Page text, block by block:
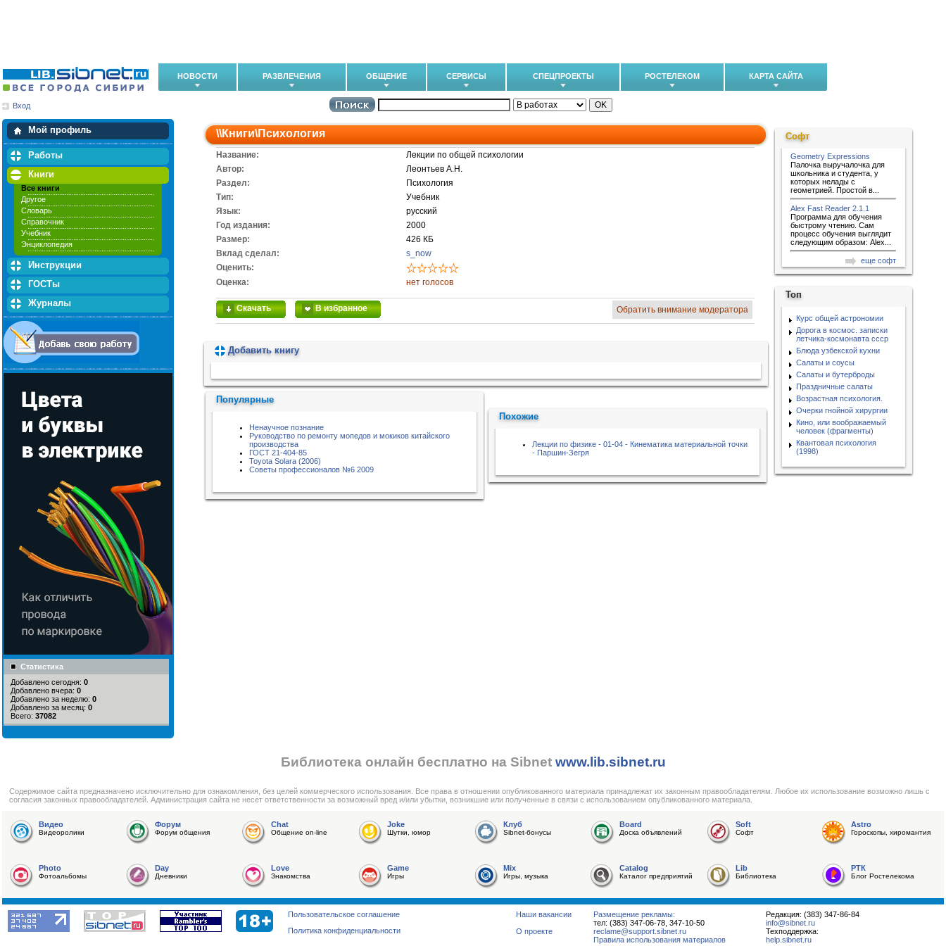
НОВОСТИ РАЗВЛЕЧЕНИЯ ОБЩЕНИЕ СЕРВИСЫ СПЕЦПРОЕКТЫ РОСТЕЛЕКОМ КАРТА САЙТА
Вход
Мой профиль
Мои закладки
Работы
Книги
Все книги
Другое
Словарь
Справочник
Учебник
Энциклопедия
Инструкции
ГОСТы
Журналы
Статистика
Добавлено сегодня: 0
Добавлено вчера: 0
Добавлено за неделю: 0
Добавлено за месяц: 0
Всего: 37082
\\Книги\Психология
Название:
Лекции по общей психологии
Автор:
Леонтьев А.Н.
Раздел:
Психология
Тип:
Учебник
Язык:
русский
Год издания:
2000
Размер:
426 КБ
Вклад сделал:
s_now
Оценить:
Оценка:
нет голосов
Скачать В избранное Обратить внимание модератора
Добавить книгу
Популярные
Ненаучное познание
Руководство по ремонту мопедов и мокиков китайского
производства
ГОСТ 21-404-85
Toyota Solara (2006)
Советы профессионалов №6 2009
Похожие
Лекции по физике - 01-04 - Кинематика материальной точки
- Паршин-Зегря
Софт
Geometry Expressions
Палочка выручалочка для
школьника и студента, у
которых нелады с
геометрией. Простой в...
Alex Fast Reader 2.1.1
Программа для обучения
быстрому чтению. Сам
процесс обучения выглядит
следующим образом: Alex...
еще софт
Топ
Курс общей астрономии
Дорога в космос. записки
летчика-космонавта ссср
Блюда узбекской кухни
Салаты и соусы
Салаты и бутерброды
Праздничные салаты
Возрастная психология.
Очерки гнойной хирургии
Кино, или воображаемый
человек (фрагменты)
Квантовая психология
(1998)
Библиотека онлайн бесплатно на Sibnet www.lib.sibnet.ru
Cодержимое сайта предназначено исключительно для ознакомления, без целей коммерческого использования. Все права в отношении опубликованного материала принадлежат их законным правообладателям. Любое их использование возможно лишь с
согласия законных правообладателей. Администрация сайта не несет ответственности за возможный вред и/или убытки, возникшие или полученные в связи с использованием опубликованного материала.
Видео
Видеоролики
Форум
Форум общения
Chat
Общение on-line
Joke
Шутки, юмор
Клуб
Sibnet-бонусы
Board
Доска объявлений
Soft
Софт
Astro
Гороскопы, хиромантия
Photo
Фотоальбомы
Day
Дневники
Love
Знакомства
Game
Игры
Mix
Игры, музыка
Catalog
Каталог предприятий
Lib
Библиотека
РТК
Блог Ростелекома
Редакция: (383) 347-86-84
info@sibnet.ru
Техподдержка:
help.sibnet.ru
Размещение рекламы:
тел: (383) 347-06-78, 347-10-50
reclame@support.sibnet.ru
Правила использования материалов
Наши вакансии
О проекте
Пользовательское соглашение
Политика конфиденциальности